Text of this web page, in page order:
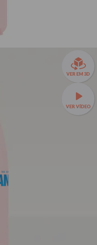
VER EM 3D
VER VÍDEO
- Superman: Legacy
avaliações